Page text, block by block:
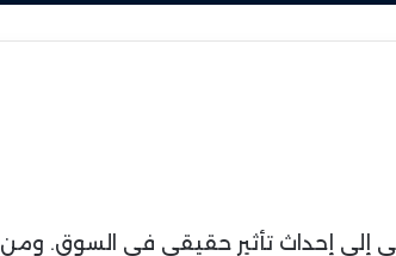
إلى إحداث تأثير حقيقي في السوق. ومن